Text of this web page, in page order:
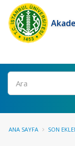
Ara
ANA SAYFA SON